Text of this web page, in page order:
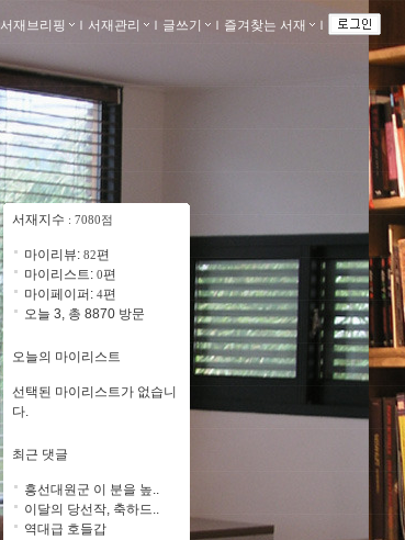
서재브리핑 ｌ 서재관리 ｌ 글쓰기 ｌ 즐겨찾는 서재 ｌ
서재지수 : 7080점
마이리뷰: 82편
마이리스트: 0편
마이페이퍼: 4편
오늘 3, 총 8870 방문
오늘의 마이리스트
선택된 마이리스트가 없습니
다.
최근 댓글
흥선대원군 이 분을 높..
이달의 당선작, 축하드..
역대급 호들갑